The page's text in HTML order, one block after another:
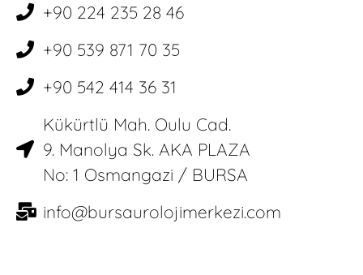
+90 224 235 28 46
+90 539 871 70 35
+90 542 414 36 31
Kükürtlü Mah. Oulu Cad.
9. Manolya Sk. AKA PLAZA
No: 1 Osmangazi / BURSA
info@bursaurolojimerkezi.com